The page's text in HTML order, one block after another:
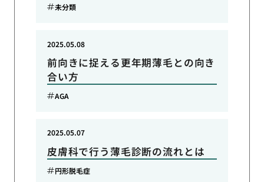
未分類
前向きに捉える更年期薄毛との向き
合い方
2025.05.08
AGA
皮膚科で行う薄毛診断の流れとは
2025.05.07
円形脱毛症